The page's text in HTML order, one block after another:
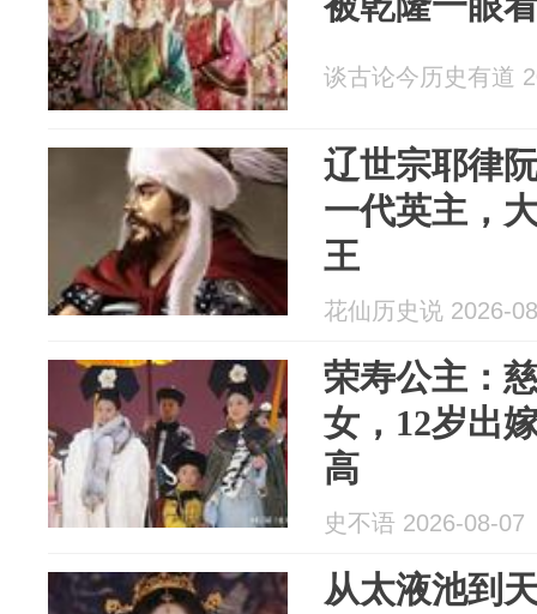
谈古论今历史有道
辽世宗耶律
一代英主，
王
花仙历史说 2026-
荣寿公主：
女，12岁出
高
史不语 2026-08-07
从太液池到